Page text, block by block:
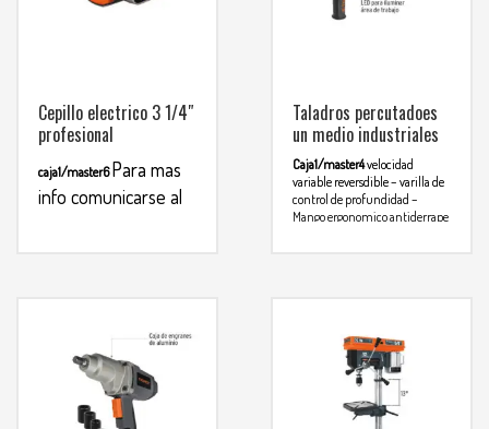
Cepillo electrico 3 1/4″
profesional
caja1/master6 Para mas
info comunicarse al
Taladros percutadoes
un medio industriales
Caja1/master4velocidad
variable reversdible – varilla de
control de profundidad –
Mango ergonomico antiderrape